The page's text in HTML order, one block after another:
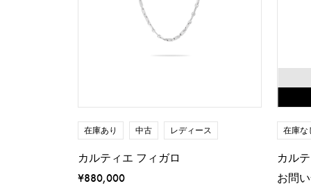
在庫あり 中古 レディース
カルティエ フィガロ
¥880,000
在庫な
カル
お問